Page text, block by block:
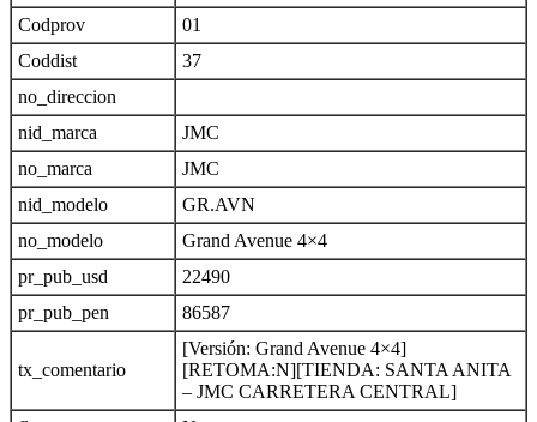
Codprov
01
Coddist
37
no_direccion
nid_marca
JMC
no_marca
JMC
nid_modelo
GR.AVN
no_modelo
Grand Avenue 4×4
pr_pub_usd
22490
pr_pub_pen
86587
tx_comentario
[Versión: Grand Avenue 4×4]
[RETOMA:N][TIENDA: SANTA ANITA
– JMC CARRETERA CENTRAL]